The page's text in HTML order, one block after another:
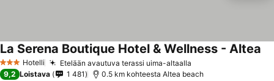
3 Tähtiluokitus
Hotelli Etelään avautuva terassi uima-altaalla
La Serena Boutique Hotel & Wellness - Altea
9,2 Loistava 1 481 0.5 km kohteesta Altea beach